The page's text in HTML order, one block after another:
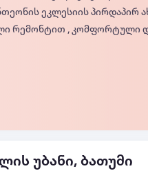
უბანი, ბათუმი